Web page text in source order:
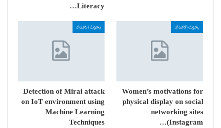
Literacy…
بحوث الاعداد
Women’s motivations for
physical display on social
networking sites
(Instagram…
بحوث الاعداد
Detection of Mirai attack
on IoT environment using
Machine Learning
Techniques